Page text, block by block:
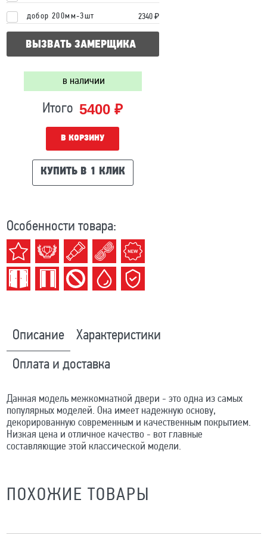
добор 200мм-3шт 2340 ₽
ВЫЗВАТЬ ЗАМЕРЩИКА
в наличии
Итого 5400 ₽
В КОРЗИНУ
КУПИТЬ В 1 КЛИК
Особенности товара:
Описание Характеристики
Оплата и доставка
Данная модель межкомнатной двери - это одна из самых
популярных моделей. Она имеет надежную основу,
декорированную современным и качественным покрытием.
Низкая цена и отличное качество - вот главные
составляющие этой классической модели.
ПОХОЖИЕ ТОВАРЫ